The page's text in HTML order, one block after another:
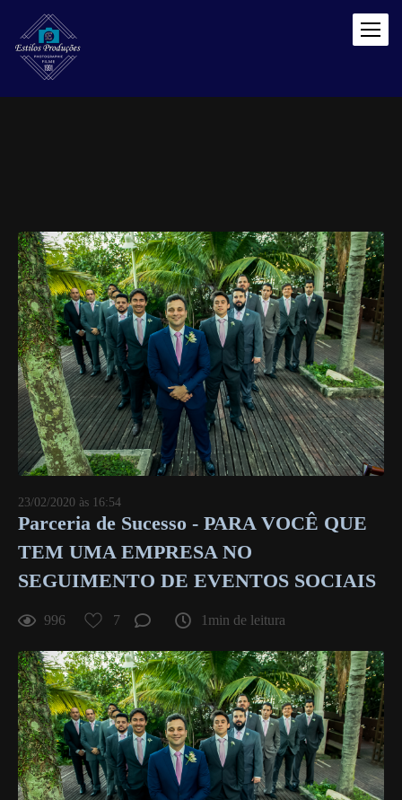
23/02/2020 às 16:54
Parceria de Sucesso - PARA VOCÊ QUE
TEM UMA EMPRESA NO
SEGUIMENTO DE EVENTOS SOCIAIS
996 7 1min de leitura